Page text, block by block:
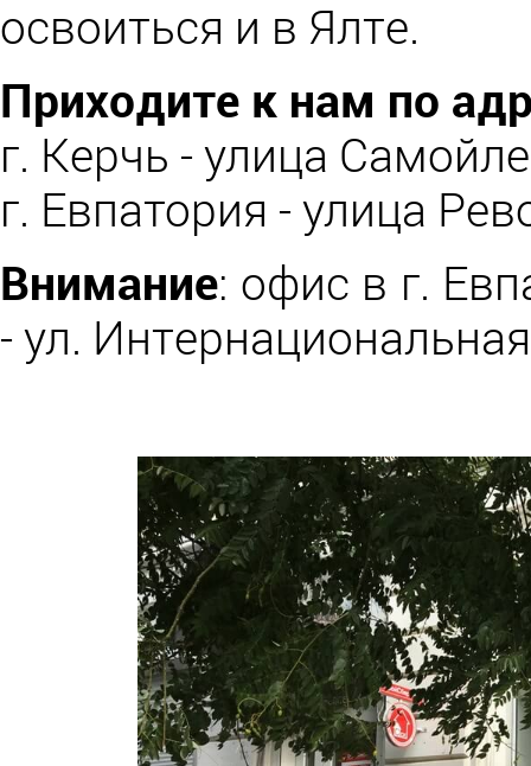
освоиться и в Ялте.
Приходите к нам по
г. Керчь - улица
г. Евпатория - улица
Внимание: офис в г.
- ул.